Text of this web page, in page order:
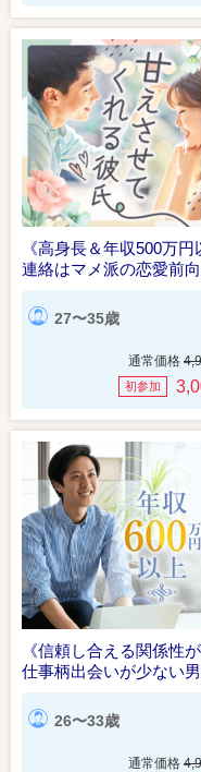
《高身長＆年収500万円
連絡はマメ派の恋愛前
27〜35歳
通常価格
初参加
《信頼し合える関係性が
仕事柄出会いが少ない
26〜33歳
通常価格